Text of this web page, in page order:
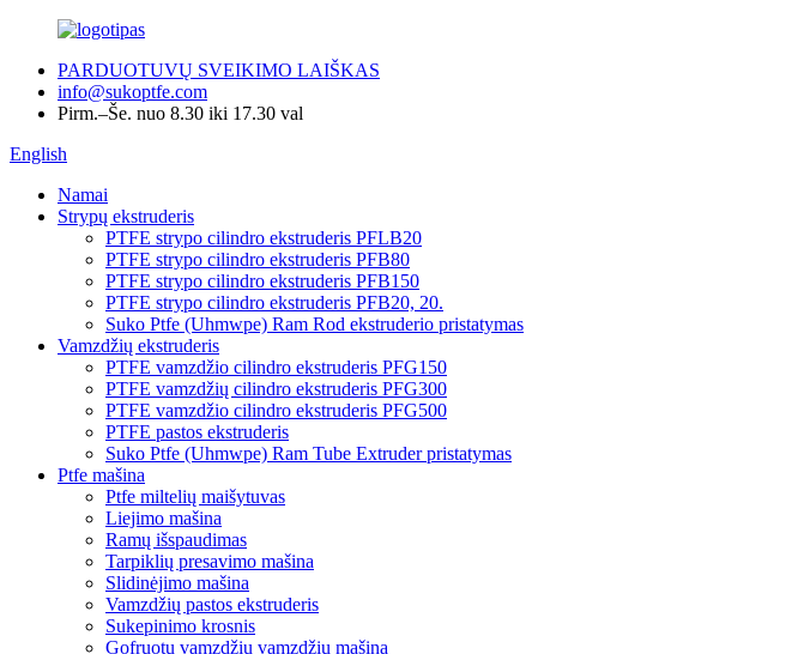
PARDUOTUVŲ SVEIKIMO LAIŠKAS
info@sukoptfe.com
Pirm.–Še. nuo 8.30 iki 17.30 val
English
Namai
Strypų ekstruderis
PTFE strypo cilindro ekstruderis PFLB20
PTFE strypo cilindro ekstruderis PFB80
PTFE strypo cilindro ekstruderis PFB150
PTFE strypo cilindro ekstruderis PFB20, 20.
Suko Ptfe (Uhmwpe) Ram Rod ekstruderio pristatymas
Vamzdžių ekstruderis
PTFE vamzdžio cilindro ekstruderis PFG150
PTFE vamzdžių cilindro ekstruderis PFG300
PTFE vamzdžio cilindro ekstruderis PFG500
PTFE pastos ekstruderis
Suko Ptfe (Uhmwpe) Ram Tube Extruder pristatymas
Ptfe mašina
Ptfe miltelių maišytuvas
Liejimo mašina
Ramų išspaudimas
Tarpiklių presavimo mašina
Slidinėjimo mašina
Vamzdžių pastos ekstruderis
Sukepinimo krosnis
Gofruotų vamzdžių vamzdžių mašina